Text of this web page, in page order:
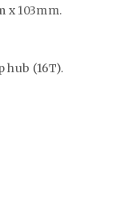
x 103mm.
(16T).